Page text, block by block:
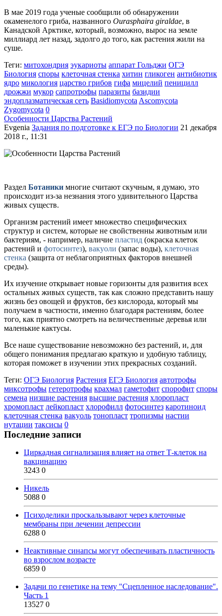
В мае 2019 года ученые сообщили об обнаружении
окаменелого гриба, названного Ourasphaira giraldae, в
Канадской Арктике, который, возможно, вырос на земле
миллиард лет назад, задолго до того, как растения жили на
суше.
Теги: митохондрия эукариоты аппарат Гольджи ОГЭ
Биология споры клеточная стенка хитин гликоген антибиотик
ядро микология царство грибов гифа мицелий пеницилл
дрожжи мукор сапротрофы паразиты базидии
эндоплазматическая сеть Basidiomycota Ascomycota
Zygomycota 0
Особенности Царства Растений
Evgenia Задания по подготовке к ЕГЭ по Биологии 21 декабря
2018 г., 11:31
Раздел Ботаники многие считают скучным, я думаю, это
происходит из-за незнания этого удивительного Царства
живых существ.
Организм растений имеет множество специфических
структур и систем, которые не свойственны животным или
бактериям, - например, наличие пластид (окраска клеток
растений и фотосинтез), вакуоли (запас воды), клеточная
стенка (защита от неблагоприятных факторов внешней
среды).
Их изучение открывает новые горизонты для развития всех
остальных живых существ, так как сложно представить нашу
жизнь без овощей и фруктов, без кислорода, который мы
получаем в частности, именно благодаря растениям, более
того, как приятно смотреть на величественные деревья или
маленькие кактусы.
Все наше существование невозможно без растений, и, для
общего понимания предлагаю краткую и удобную таблицу,
которая поможет в изучении этих прекрасных созданий.
Теги: ОГЭ Биология Растения ЕГЭ Биология автотрофы
миксотрофы гетеротрофы крахмал гаметофит спорофит споры
семена низшие растения высшие растения хлоропласт
хромопласт лейкопласт хлорофилл фотосинтез каротиноид
клеточная стенка вакуоль тонопласт тропизмы настии
нутации таксисы 0
Последние записи
Циркадная сигнализация влияет на ответ Т-клеток на
вакцинацию
3243 0
Никель
5088 0
Психоделики проскальзывают через клеточные
мембраны при лечении депрессии
6288 0
Неактивные синапсы могут обеспечивать пластичность
во взрослом возрасте
6859 0
Задачи по генетике на тему "Сцепленное наследование".
Часть 1
13527 0